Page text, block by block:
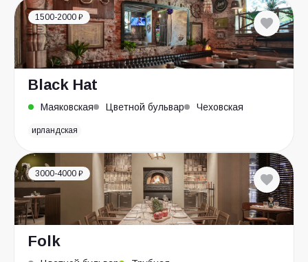
1500-2000 ₽
Black Hat
Маяковская Цветной бульвар Чеховская
ирландская
3000-4000 ₽
Folk